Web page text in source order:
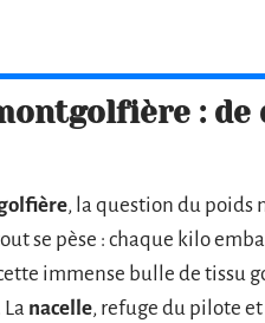
:
, la question du poids
se pèse : chaque kilo
immense bulle de tissu
nacelle, refuge du pilote et